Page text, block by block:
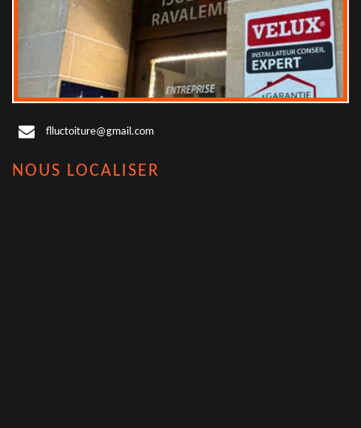
flluctoiture@gmail.com
NOUS LOCALISER